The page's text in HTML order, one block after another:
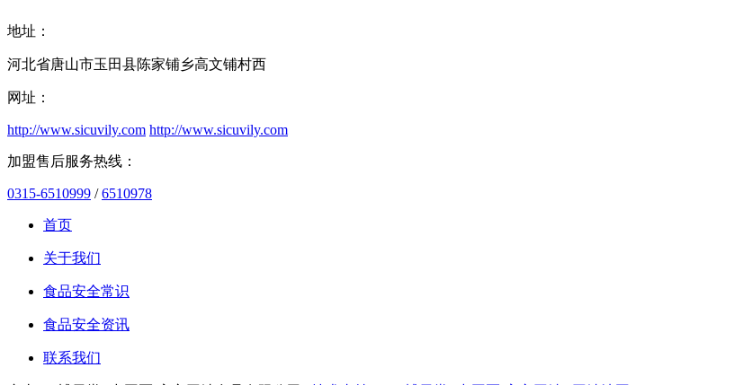
地址：
河北省唐山市玉田县陈家铺乡高文铺村西
网址：
http://www.sicuvily.com http://www.sicuvily.com
加盟售后服务热线：
0315-6510999 /6510978
首页
关于我们
食品安全常识
食品安全资讯
联系我们